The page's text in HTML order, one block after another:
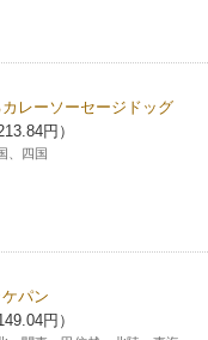
レーソーセージドッグ
円）
、四国
パン
円）